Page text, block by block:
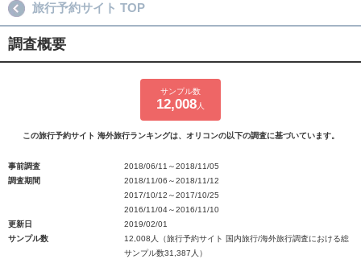
旅行予約サイト TOP
調査概要
サンプル数
12,008 人
この旅行予約サイト 海外旅行ランキングは、オリコンの以下の調査に基づいています。
事前調査
2018/06/11～2018/11/05
調査期間
2018/11/06～2018/11/12
2017/10/12～2017/10/25
2016/11/04～2016/11/10
更新日
2019/02/01
サンプル数
12,008人（旅行予約サイト 国内旅行/海外旅行調査における総
サンプル数31,387人）